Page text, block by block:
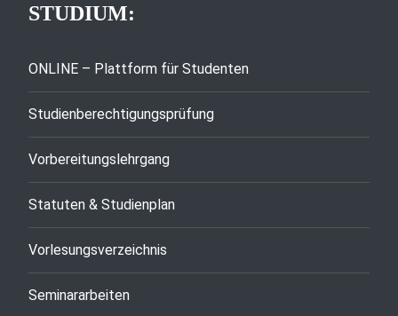
STUDIUM:
ONLINE – Plattform für Studenten
Studienberechtigungsprüfung
Vorbereitungslehrgang
Statuten & Studienplan
Vorlesungsverzeichnis
Seminararbeiten